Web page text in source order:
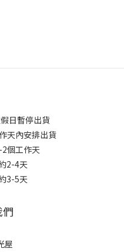
日暫停出貨
天內安排出貨
個工作天
2-4天
3-5天
屋